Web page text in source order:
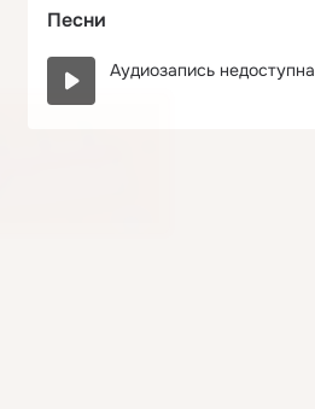
Песни
Аудиозапись недоступна